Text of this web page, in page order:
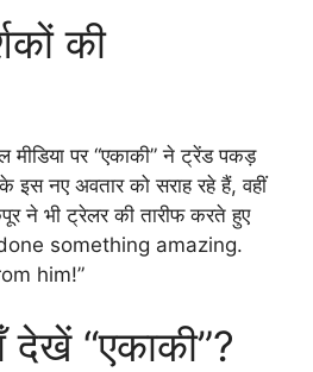
की
मीडिया पर “एकाकी” ने ट्रेंड पकड़
इस नए अवतार को सराह रहे हैं, वहीं
ने भी ट्रेलर की तारीफ करते हुए
something amazing.
him!”
“एकाकी”?